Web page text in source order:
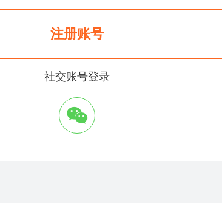
注册账号
社交账号登录